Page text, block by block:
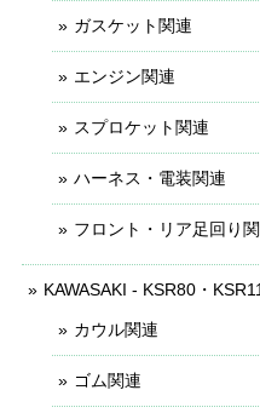
ガスケット関連
エンジン関連
スプロケット関連
ハーネス・電装関連
フロント・リア足回り
KAWASAKI - KSR80・
カウル関連
ゴム関連